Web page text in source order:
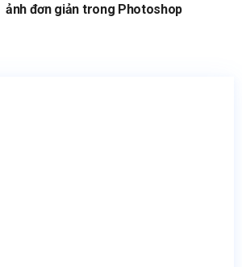
ảnh đơn giản trong Photoshop